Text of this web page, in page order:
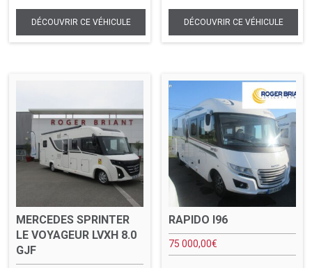
MERCEDES SPRINTER
LE VOYAGEUR LVXH 8.0
GJF
RAPIDO I96
75 000,00€